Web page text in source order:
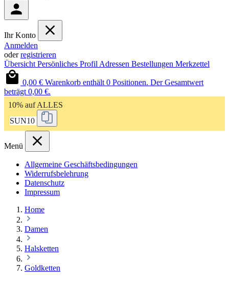
Ihr Konto
Anmelden
oderregistrieren
Übersicht Persönliches Profil Adressen Bestellungen Merkzettel
0,00 € Warenkorb enthält 0 Positionen. Der Gesamtwert
beträgt 0,00 €.
10% auf ALLES
SUN10
Menü
Allgemeine Geschäftsbedingungen
Widerrufsbelehrung
Datenschutz
Impressum
Home
Damen
Halsketten
Goldketten